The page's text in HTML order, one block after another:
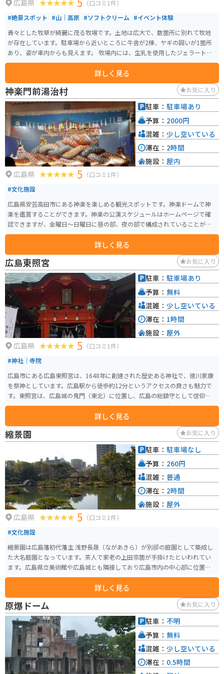
広島県
（口コミ1件）
#絶景スポット #山｜高原 #ソフトクリーム #イベント体験
青々とした牧草が綺麗に茂る牧場です。土地は広大で、数箇所に別れて牧地
が存在しています。駐車場から近いところに牛舎が2棟、ヤギの囲いが1箇所
あり、姿が車内からも見えます。 牧場内には、生乳を使用したジェラートの
工房「アルトピアーノ」があります。牧地のひとつと隣接しており、景観を
眺めながらおいしい商品をいただくことができます。また、地元野菜の販
売、体験乳搾り、バターづくりなども体験できる設備があります。
詳しく見る
神楽門前湯治村 お気に入り
広島県 5 （口コミ1件）
#文化施設
広島県安芸高田市にある神楽を楽しめる観光スポットです。神楽ドームで神
楽を鑑賞することができます。神楽の公演スケジュールはホームページで確
認できますが、金曜日～日曜日に昼の部、夜の部で構成されていることが多
いです。宿泊、温泉の利用も可能で、神楽体験やお土産屋さんもあるため一
日楽しめる観光スポットになっています。なんといっても、名物の夜叉うど
んが絶品です。おいしいネギがたっぷり入っていて、だしが辛いのですがこれ
を食べるだけでも安芸高田市まで訪れたくなる１品です。
詳しく見る
駐車： 駐車場あり
予算： 2000円
混雑： 少し空いている
滞在： 2時間
施設： 屋内
広島東照宮 お気に入り
広島県 5 （口コミ1件）
#神社｜寺院
広島市にある広島東照宮は、1648年に創建された歴史ある神社で、徳川家康
を祭神としています。広島駅から徒歩約12分というアクセスの良さも魅力で
す。東照宮は、広島城の鬼門（東北）に位置し、広島の総鎮守として信仰を
集めています。 神社の見どころの一つは、被爆建物として残る唐門や手水舎
などで、これらは広島市の重要文化財に指定されています。特に唐門は江戸
時代初期の建築様式を今に伝える貴重な建造物です。広島東照宮は、厄除招
福、病気平癒、安産や子育てなどのご利益があるとされ、多くの参拝者が訪
れます。また、初宮詣や七五三などの行事も行われており、地域の人々に親
しまれています。
詳しく見る
駐車： 駐車場あり
予算： 無料
混雑： 少し空いている
滞在： 1時間
施設： 屋外
縮景園 お気に入り
広島県 5 （口コミ1件）
#文化施設
縮景園は広島藩初代藩主 浅野長晟（ながあきら）が別邸の庭園として築成し
た大名庭園となっています。茶人で家老の上田宗箇が手掛けたといわれてい
ます。広島県立美術館や広島城とも隣接しており広島市内の中心部に位置し
ます。そのためアクセスは良いです。
詳しく見る
駐車： 駐車場なし
予算： 260円
混雑： 普通
滞在： 2時間
施設： 屋外
原爆ドーム お気に入り
駐車： 不明
予算： 無料
混雑： 少し空いている
滞在： 0.5時間